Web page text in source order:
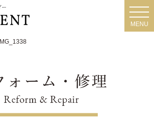
MENU
IMG_1338